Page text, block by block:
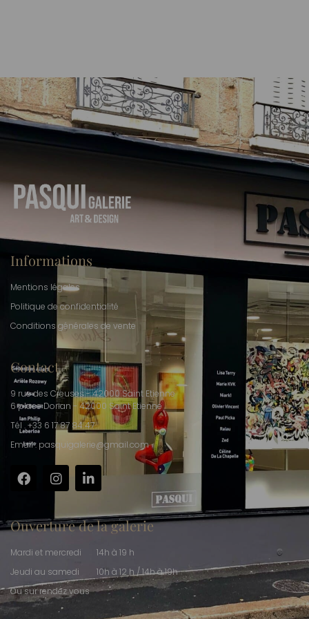
Informations
Mentions légales
Politique de confidentialité
Conditions générales de vente
Contact
9 rue des Creuses - 42000 Saint Etienne
6 place Dorian - 42000 Saint Etienne
Tél . +33 6 17 87 84 47
Email : pasquigalerie@gmail.com
Ouverture de la galerie
Mardi et mercredi
Jeudi au samedi
Ou sur rendez vous
14h à 19 h
10h à 12 h / 14h à 19h